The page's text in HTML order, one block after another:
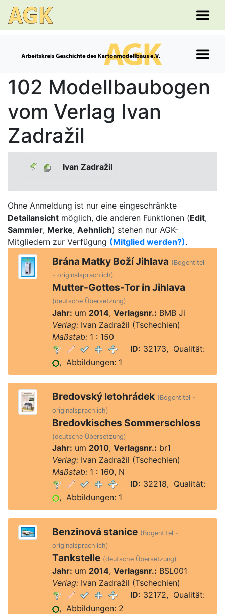
102 Modellbaubogen
vom Verlag Ivan
Zadražil
Ivan Zadražil
Ohne Anmeldung ist nur eine eingeschränkte
Detailansicht möglich, die anderen Funktionen (Edit,
Sammler, Merke, Aehnlich) stehen nur AGK-
Mitgliedern zur Verfügung (Mitglied werden?).
Brána Matky Boží Jihlava (Bogentitel
- originalsprachlich)
Mutter-Gottes-Tor in Jihlava
(deutsche Übersetzung)
Jahr: um 2014, Verlagsnr.: BMB Ji
Verlag:Ivan Zadražil (Tschechien)
Maßstab:1 : 150
ID: 32173, Qualität:
, Abbildungen: 1
Bredovský letohrádek (Bogentitel -
originalsprachlich)
Bredovkisches Sommerschloss
(deutsche Übersetzung)
Jahr: um 2010, Verlagsnr.: br1
Verlag:Ivan Zadražil (Tschechien)
Maßstab:1 : 160, N
ID: 32218, Qualität:
, Abbildungen: 1
Benzinová stanice (Bogentitel -
originalsprachlich)
Tankstelle (deutsche Übersetzung)
Jahr: um 2014, Verlagsnr.: BSL001
Verlag:Ivan Zadražil (Tschechien)
ID: 32172, Qualität:
, Abbildungen: 2